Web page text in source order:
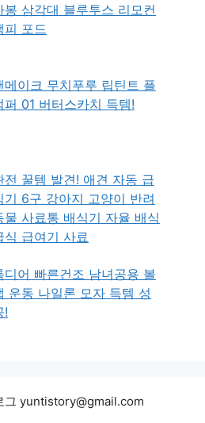
봉 삼각대 블루투스 리모컨
피 포드
메이크 무치푸루 립틴트 플
퍼 01 버터스카치 득템!
전 꿀템 발견! 애견 자동 급
기 6구 강아지 고양이 반려
물 사료통 배식기 자율 배식
식 급여기 사료
디어 빠른건조 남녀공용 볼
운동 나일론 모자 득템 성
!
yuntistory@gmail.com